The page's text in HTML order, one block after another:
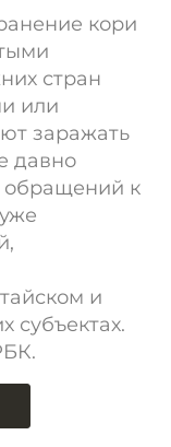
кори
стран
или
заражать
давно
обращений к
и
субъектах.